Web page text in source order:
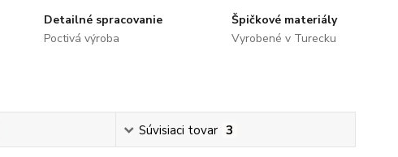
Detailné spracovanie
Poctivá výroba
Špičkové materiály
Vyrobené v Turecku
Súvisiaci tovar 3